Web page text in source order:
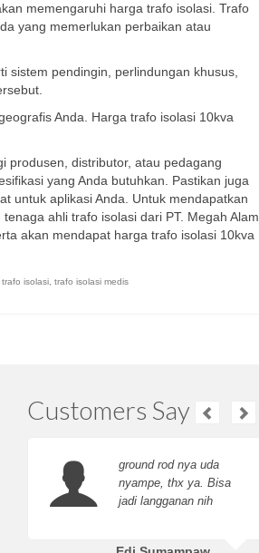
memengaruhi harga trafo isolasi. Trafo
yang memerlukan perbaikan atau
sistem pendingin, perlindungan khusus,
Anda. Harga trafo isolasi 10kva
produsen, distributor, atau pedagang
yang Anda butuhkan. Pastikan juga
untuk aplikasi Anda. Untuk mendapatkan
ahli trafo isolasi dari PT. Megah Alam
akan mendapat harga trafo isolasi 10kva
trafo isolasi trafo isolasi medis
Customers Say
ground rod nya uda
nyampe, thx ya. Bisa
jadi langganan nih